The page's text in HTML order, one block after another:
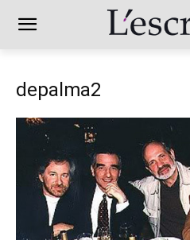
depalma2